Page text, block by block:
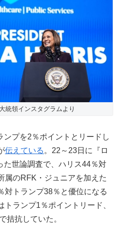
統領インスタグラムより
ンプを2％ポイントとリードし
伝えている 。22～23日に『ロ
た世論調査で、ハリス44％対
属のRFK・ジュニアを加えた
対トランプ38％と優位になる
ランプ1％ポイントリード、
拮抗していた。